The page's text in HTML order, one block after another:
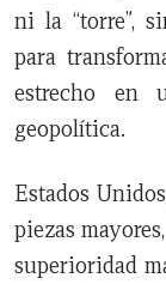
ni la “torre”,
para
estrecho en
geopolítica.
Estados
piezas
superioridad